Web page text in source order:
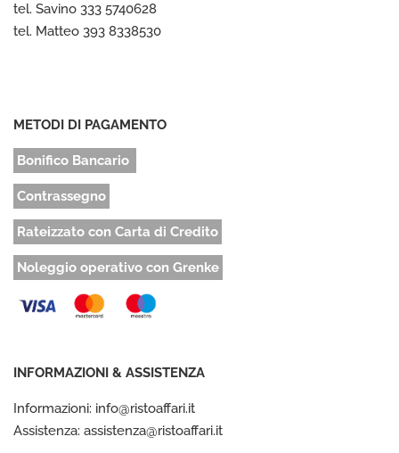
tel. Savino 333 5740628
tel. Matteo 393 8338530
METODI DI PAGAMENTO
Bonifico Bancario
Contrassegno
Rateizzato con Carta di Credito
Noleggio operativo con Grenke
INFORMAZIONI & ASSISTENZA
Informazioni: info@ristoaffari.it
Assistenza: assistenza@ristoaffari.it